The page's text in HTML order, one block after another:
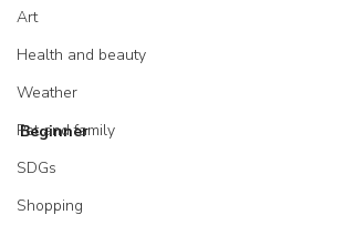
Art
Health and beauty
Weather
Pet and family
SDGs
Shopping
Beginner